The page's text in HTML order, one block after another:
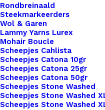
Rondbreinaald
Steekmarkeerders
Wol & Garen
Lammy Yarns Lurex
Mohair Boucle
Scheepjes Cahlista
Scheepjes Catona 10gr
Scheepjes Catona 25gr
Scheepjes Catona 50gr
Scheepjes Stone Washed
Scheepjes Stone Washed
Scheepjes Stone Washed
aandacht trekken. Bij
bieden we een
bevestigingsopties
waaronder
aannaaien en leren
voorkeur geeft aan een
bevestiging met
bevestiging met